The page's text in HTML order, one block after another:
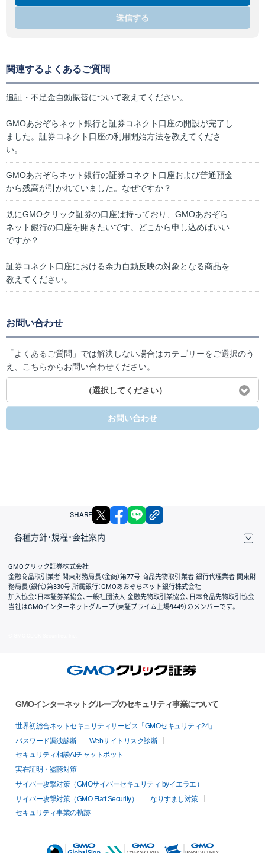
送信する
関連するよくあるご質問
追証・不足金自動振替について教えてください。
GMOあおぞらネット銀行と証券コネクト口座の開設が完了し
ました。証券コネクト口座の利用開始方法を教えてくださ
い。
GMOあおぞらネット銀行の証券コネクト口座および普通預金
から残高が引かれていました。なぜですか？
既にGMOクリック証券の口座は持っており、GMOあおぞら
ネット銀行の口座を開きたいです。どこから申し込めばいい
ですか？
証券コネクト口座における余力自動反映の対象となる商品を
教えてください。
お問い合わせ
「よくあるご質問」では解決しない場合はカテゴリーをご選択のう
え、こちらからお問い合わせください。
（選択してください）
お問い合わせ
SHARE X facebook
各種方針・規程・会社案内
取引規程・約款
サイトマップ
その他のご案内
個人情報保護方針
最良執行方針
サイトのご利用について
ディスクレイマー
信託保全
リスク説明
会社案内
GMOクリック証券株式会社
金融商品取引業者 関東財務局長（金商）第77号 商品先物取引業者 銀行代理業者 関東財
務局長（銀代）第330号 所属銀行：GMOあおぞらネット銀行株式会社
加入協会：日本証券業協会、一般社団法人 金融先物取引業協会、日本商品先物取引協会
当社はGMOインターネットグループ（東証プライム上場9449）のメンバーです。
GMOインターネットグループのセキュリティ事業について
世界初総合ネットセキュリティサービス「GMOセキュリティ24」
パスワード漏洩診断
Webサイトリスク診断
セキュリティ相談AIチャットボット
実在証明・盗聴対策
サイバー攻撃対策（GMOサイバーセキュリティ byイエラエ）
サイバー攻撃対策（GMO Flatt Security）
なりすまし対策
セキュリティ事業の軌跡